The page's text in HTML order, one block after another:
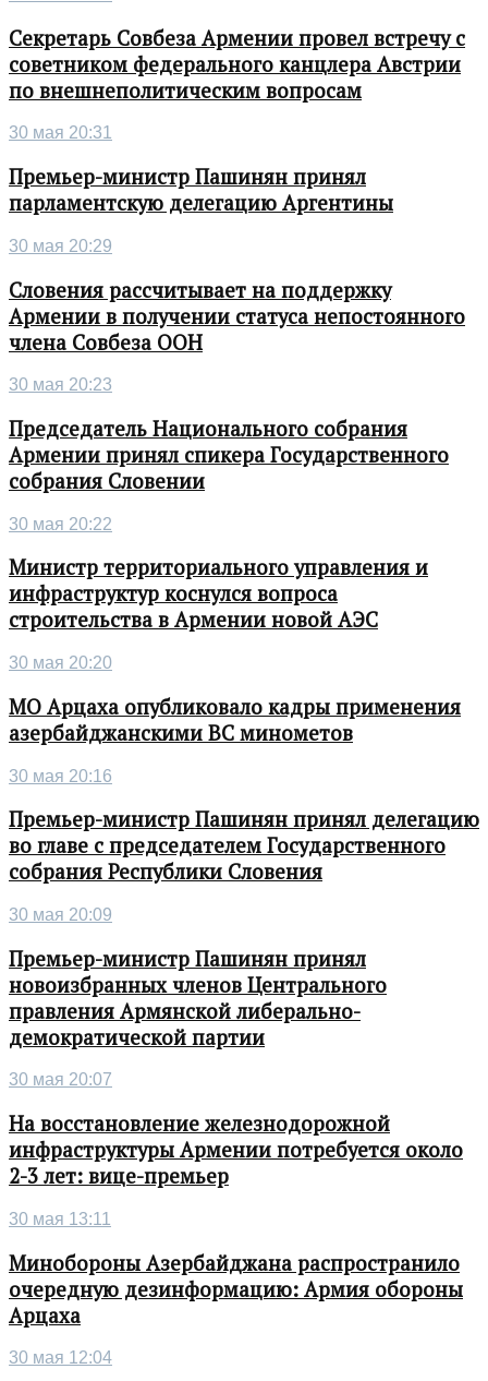
Секретарь Совбеза Армении провел встречу с
советником федерального канцлера Австрии
по внешнеполитическим вопросам
30 мая 20:31
Премьер-министр Пашинян принял
парламентскую делегацию Аргентины
30 мая 20:29
Словения рассчитывает на поддержку
Армении в получении статуса непостоянного
члена Совбеза ООН
30 мая 20:23
Председатель Национального собрания
Армении принял спикера Государственного
собрания Словении
30 мая 20:22
Министр территориального управления и
инфраструктур коснулся вопроса
строительства в Армении новой АЭС
30 мая 20:20
МО Арцаха опубликовало кадры применения
азербайджанскими ВС минометов
30 мая 20:16
Премьер-министр Пашинян принял делегацию
во главе с председателем Государственного
собрания Республики Словения
30 мая 20:09
Премьер-министр Пашинян принял
новоизбранных членов Центрального
правления Армянской либерально-
демократической партии
30 мая 20:07
На восстановление железнодорожной
инфраструктуры Армении потребуется около
2-3 лет: вице-премьер
30 мая 13:11
Минобороны Азербайджана распространило
очередную дезинформацию: Армия обороны
Арцаха
30 мая 12:04